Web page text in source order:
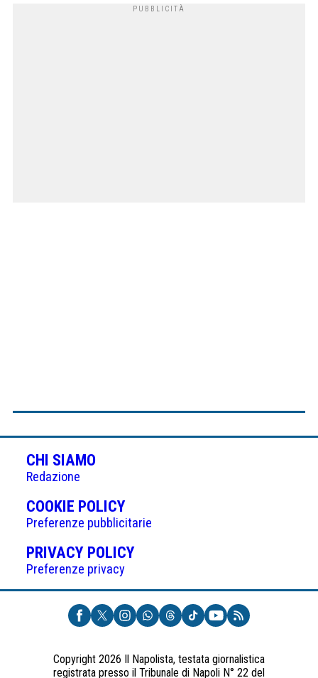
CHI SIAMO
Redazione
COOKIE POLICY(APRE
IN
UNA
NUOVA
Preferenze pubblicitarie
PRIVACY POLICY(APRE
UNA
NUOVA
SCHEDA)
Preferenze privacy
Copyright 2026 Il Napolista, testata giornalistica
registrata presso il Tribunale di Napoli N° 22 del